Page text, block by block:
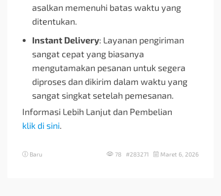
asalkan memenuhi batas waktu yang
ditentukan.
Instant Delivery: Layanan pengiriman
sangat cepat yang biasanya
mengutamakan pesanan untuk segera
diproses dan dikirim dalam waktu yang
sangat singkat setelah pemesanan.
Informasi Lebih Lanjut dan Pembelian
klik di sini.
Baru 78 #283271 Maret 6, 2026